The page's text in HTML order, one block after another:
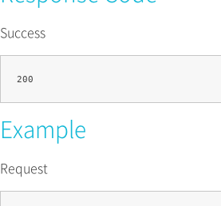
Success
Example
Request